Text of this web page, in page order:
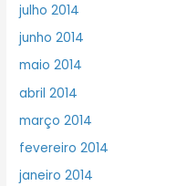
julho 2014
junho 2014
maio 2014
abril 2014
março 2014
fevereiro 2014
janeiro 2014